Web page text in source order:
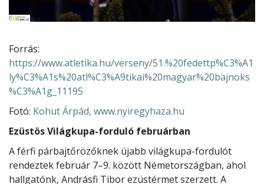
Forrás:
https://www.atletika.hu/verseny/51.%20fedettp%C3%A1
ly%C3%A1s%20atl%C3%A9tikai%20magyar%20bajnoks
%C3%A1g_11195
Fotó: Kohut Árpád, www.nyiregyhaza.hu
Ezüstös Világkupa-forduló februárban
A férfi párbajtőrözőknek újabb világkupa-fordulót
rendeztek február 7–9. között Németországban, ahol
hallgatónk, Andrásfi Tibor ezüstérmet szerzett. A